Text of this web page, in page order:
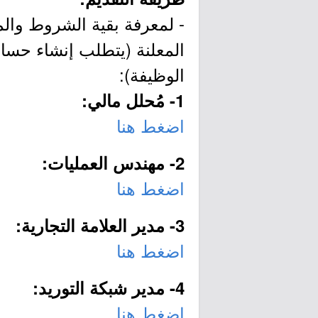
- لمعرفة بقية الشروط
المعلنة (يتطلب إنشاء
الوظيفة):
1- مُحلل مالي:
اضغط هنا
2- مهندس العمليات:
اضغط هنا
3- مدير العلامة التجارية:
اضغط هنا
4- مدير شبكة التوريد:
اضغط هنا